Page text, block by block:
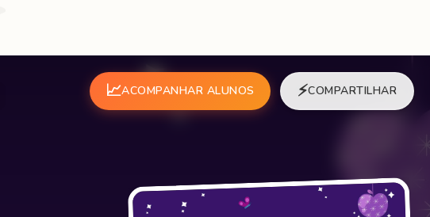
📈ACOMPANHAR ALUNOS ⚡COMPARTILHAR